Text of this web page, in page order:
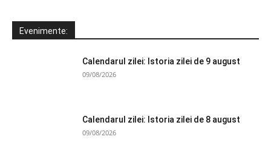
Evenimente:
Calendarul zilei: Istoria zilei de 9 august
09/08/2026
Calendarul zilei: Istoria zilei de 8 august
09/08/2026